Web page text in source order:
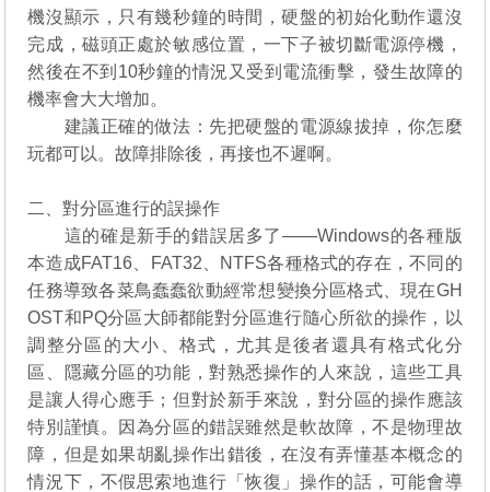
機沒顯示，只有幾秒鐘的時間，硬盤的初始化動作還沒
完成，磁頭正處於敏感位置，一下子被切斷電源停機，
然後在不到10秒鐘的情況又受到電流衝擊，發生故障的
機率會大大增加。
建議正確的做法：先把硬盤的電源線拔掉，你怎麼
玩都可以。故障排除後，再接也不遲啊。
二、對分區進行的誤操作
這的確是新手的錯誤居多了——Windows的各種版
本造成FAT16、FAT32、NTFS各種格式的存在，不同的
任務導致各菜鳥蠢蠢欲動經常想變換分區格式、現在GH
OST和PQ分區大師都能對分區進行隨心所欲的操作，以
調整分區的大小、格式，尤其是後者還具有格式化分
區、隱藏分區的功能，對熟悉操作的人來說，這些工具
是讓人得心應手；但對於新手來說，對分區的操作應該
特別謹慎。因為分區的錯誤雖然是軟故障，不是物理故
障，但是如果胡亂操作出錯後，在沒有弄懂基本概念的
情況下，不假思索地進行「恢復」操作的話，可能會導